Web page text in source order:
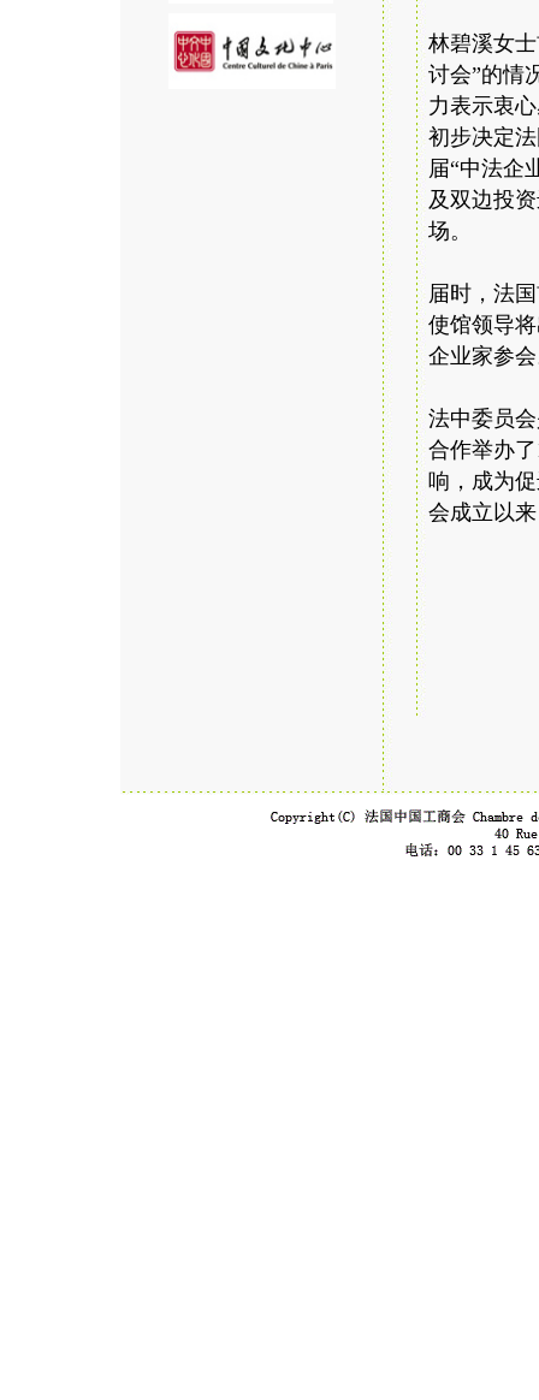
林碧溪女
讨会”的情
力表示衷
初步决定
届“中法企
及双边投
场。
届时，法
使馆领导
企业家参
法中委员
合作举办
响，成为
会成立以